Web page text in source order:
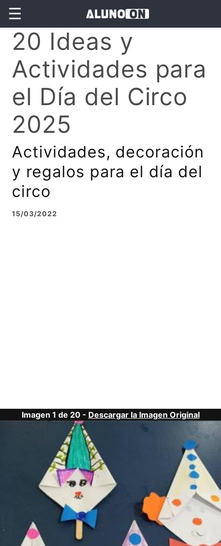
☰
20 Ideas y
Actividades para
el Día del Circo
2025
Actividades, decoración
y regalos para el día del
circo
15/03/2022
Imagen 1 de 20 - Descargar la Imagen Original